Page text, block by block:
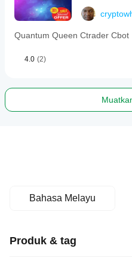
Quantum Queen Ctrader Cbot
4.0 (2)
Bahasa Melayu
Produk & tag